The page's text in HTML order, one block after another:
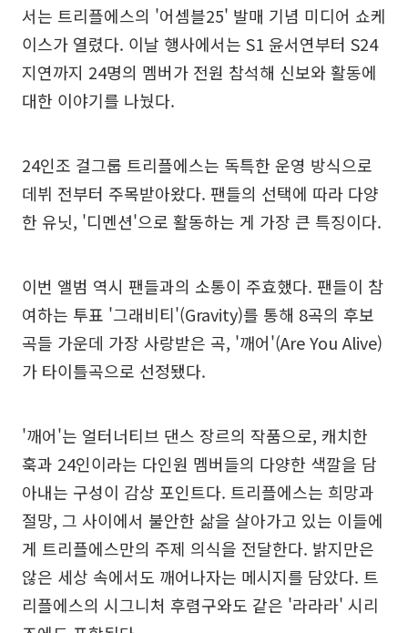
서는 트리플에스의 '어셈블25' 발매 기념 미디어 쇼케
이스가 열렸다. 이날 행사에서는 S1 윤서연부터 S24
지연까지 24명의 멤버가 전원 참석해 신보와 활동에
대한 이야기를 나눴다.
24인조 걸그룹 트리플에스는 독특한 운영 방식으로
데뷔 전부터 주목받아왔다. 팬들의 선택에 따라 다양
한 유닛, '디멘션'으로 활동하는 게 가장 큰 특징이다.
이번 앨범 역시 팬들과의 소통이 주효했다. 팬들이 참
여하는 투표 '그래비티'(Gravity)를 통해 8곡의 후보
곡들 가운데 가장 사랑받은 곡, '깨어'(Are You Alive)
가 타이틀곡으로 선정됐다.
'깨어'는 얼터너티브 댄스 장르의 작품으로, 캐치한
훅과 24인이라는 다인원 멤버들의 다양한 색깔을 담
아내는 구성이 감상 포인트다. 트리플에스는 희망과
절망, 그 사이에서 불안한 삶을 살아가고 있는 이들에
게 트리플에스만의 주제 의식을 전달한다. 밝지만은
않은 세상 속에서도 깨어나자는 메시지를 담았다. 트
리플에스의 시그니처 후렴구와도 같은 '라라라' 시리